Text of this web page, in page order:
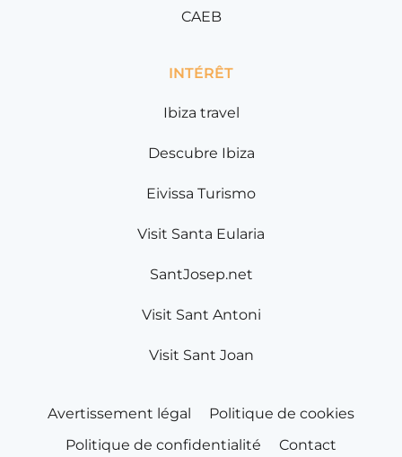
CAEB
INTÉRÊT
Ibiza travel
Descubre Ibiza
Eivissa Turismo
Visit Santa Eularia
SantJosep.net
Visit Sant Antoni
Visit Sant Joan
Avertissement légal
Politique de cookies
Politique de confidentialité
Contact